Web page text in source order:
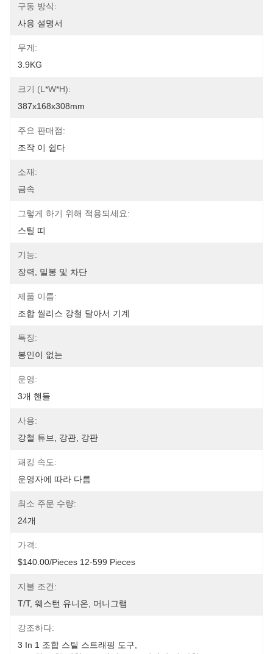
구동 방식:
사용 설명서
무게:
3.9KG
크기 (L*W*H):
387x168x308mm
주요 판매점:
조작 이 쉽다
소재:
금속
그렇게 하기 위해 적용되세요:
스틸 띠
기능:
장력, 밀봉 및 차단
제품 이름:
조합 씰리스 강철 달아서 기계
특징:
봉인이 없는
운영:
3개 핸들
사용:
강철 튜브, 강관, 강판
패킹 속도:
운영자에 따라 다름
최소 주문 수량:
24개
가격:
$140.00/pieces 12-599 Pieces
지불 조건:
T/T, 웨스턴 유니온, 머니그램
강조하다:
3 In 1 조합 스틸 스트래핑 도구